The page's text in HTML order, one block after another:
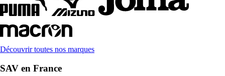
Découvrir toutes nos marques
SAV en France